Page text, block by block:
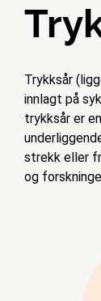
Trykksår
innlagt på
trykksår er
strekk eller
og